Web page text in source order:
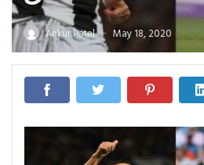
Ankur Patel — May 18, 2020